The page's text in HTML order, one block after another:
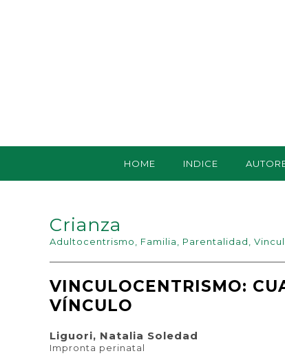
HOME INDICE
Crianza
Adultocentrismo Familia Parentalidad
VINCULOCENTRISMO:
VÍNCULO
Liguori, Natalia Soledad
Impronta perinatal